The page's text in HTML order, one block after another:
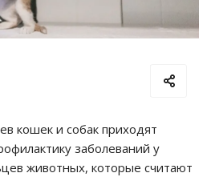
кошек и собак приходят
заболеваний у
животных, которые считают